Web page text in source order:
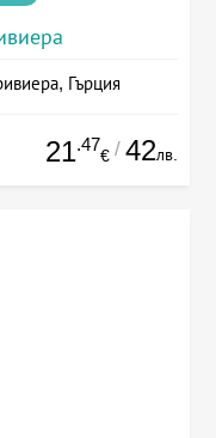
Гърция
21.47
€ / 42лв.